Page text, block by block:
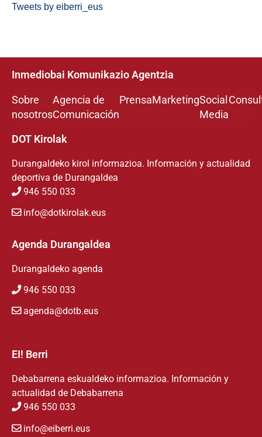
Tweets by eiberri_eus
Inmediobai Komunikazio Agentzia
Sobre
nosotros
Agencia de
Comunicación
PrensaMarketingSocial
Media
DOT Kirolak
Durangaldeko kirol informazioa. Información y actualidad
deportiva de Durangaldea
946 550 033
info@dotkirolak.eus
Agenda Durangaldea
Durangaldeko agenda
946 550 033
agenda@dotb.eus
EI! Berri
Debabarrena eskualdeko informazioa. Información y
actualidad de Debabarrena
946 550 033
info@eiberri.eus